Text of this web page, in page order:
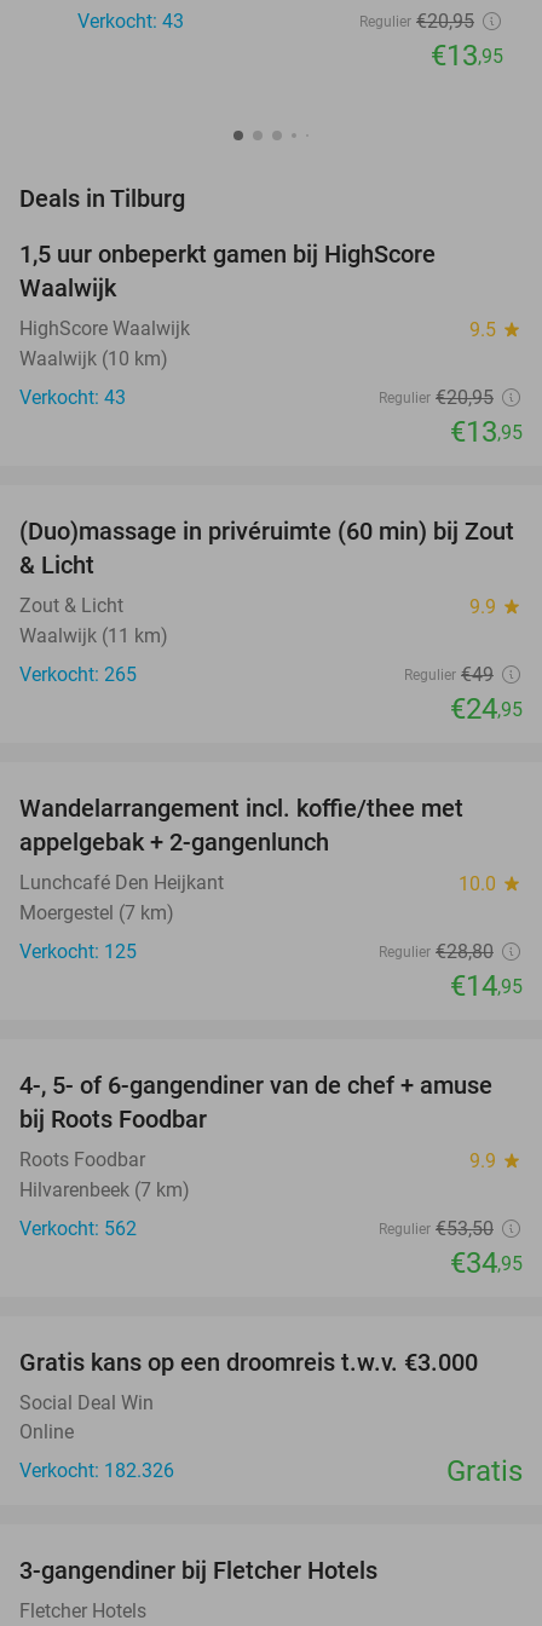
Verkocht: 43
Regulier €20,95
€13,95
Deals in Tilburg
TODAY
1,5 uur onbeperkt gamen bij HighScore
Waalwijk
HighScore Waalwijk 9.5 star
Waalwijk (10 km)
Verkocht: 43
Regulier €20,95
€13,95
49%
(Duo)massage in privéruimte (60 min) bij Zout
& Licht
Zout & Licht 9.9 star
Waalwijk (11 km)
Verkocht: 265
Regulier €49
€24,95
Wandelarrangement incl. koffie/thee met
appelgebak + 2-gangenlunch
Lunchcafé Den Heijkant 10.0 star
Moergestel (7 km)
Verkocht: 125
Regulier €28,80
€14,95
35%
4-, 5- of 6-gangendiner van de chef + amuse
bij Roots Foodbar
Roots Foodbar 9.9 star
Hilvarenbeek (7 km)
Verkocht: 562
Regulier €53,50
€34,95
Gratis kans op een droomreis t.w.v. €3.000
Social Deal Win
Online
Verkocht: 182.326
Gratis
3-gangendiner bij Fletcher Hotels
Fletcher Hotels